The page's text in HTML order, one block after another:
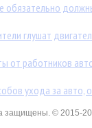
обязательно
глушат
от работников
ухода за авто,
защищены. © 2015-